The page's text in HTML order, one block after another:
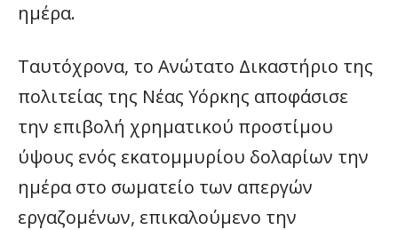
ημέρα.
Ταυτόχρονα, το Ανώτατο Δικαστήριο της
πολιτείας της Νέας Υόρκης αποφάσισε
την επιβολή χρηματικού προστίμου
ύψους ενός εκατομμυρίου δολαρίων την
ημέρα στο σωματείο των απεργών
εργαζομένων, επικαλούμενο την